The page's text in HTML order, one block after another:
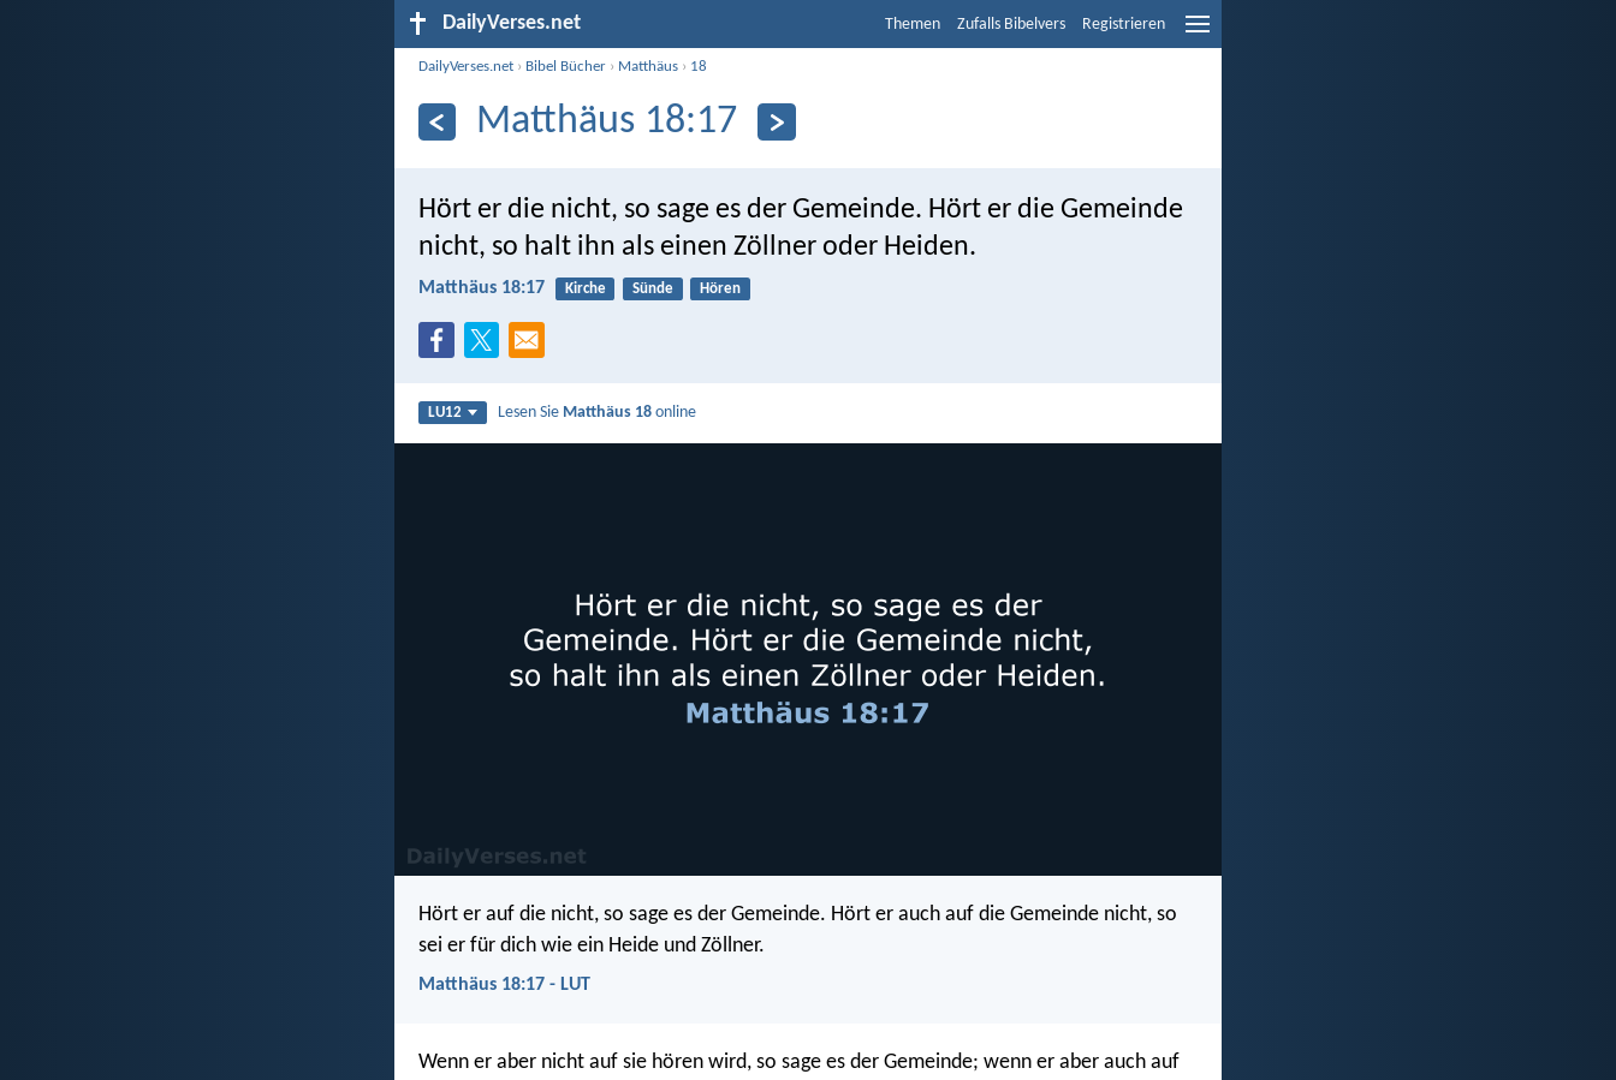
DailyVerses.net Themen Zufalls Bibelvers Registrieren
DailyVerses.net › Bibel Bücher › Matthäus › 18
Matthäus 18:17
Hört er die nicht, so sage es der Gemeinde. Hört er die Gemeinde
nicht, so halt ihn als einen Zöllner oder Heiden.
Matthäus 18:17 Kirche Sünde Hören
LU12 Lesen Sie Matthäus 18 online
Hört er auf die nicht, so sage es der Gemeinde. Hört er auch auf die Gemeinde nicht, so
sei er für dich wie ein Heide und Zöllner.
Matthäus 18:17 - LUT
Wenn er aber nicht auf sie hören wird, so sage es der Gemeinde; wenn er aber auch auf